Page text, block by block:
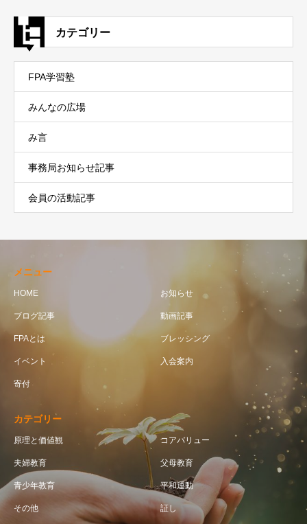
カテゴリー
FPA学習塾
みんなの広場
み言
事務局お知らせ記事
会員の活動記事
メニュー
HOME お知らせ
ブログ記事 動画記事
FPAとは ブレッシング
イベント 入会案内
寄付
カテゴリー
原理と価値観 コアバリュー
夫婦教育 父母教育
青少年教育 平和運動
その他 証し